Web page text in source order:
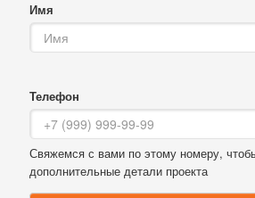
Имя
Телефон
Свяжемся с вами по этому номеру,
дополнительные детали проекта